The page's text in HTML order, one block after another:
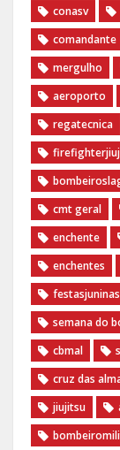
conasv
comandante
mergulho
aeroporto
regatecnica
cmt geral
enchente
enchentes
festasjuninas
semana do
cbmal
cruz das
jiujitsu